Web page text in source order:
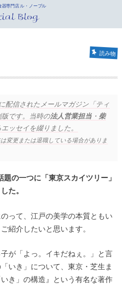
器専門店 ル・ノーブル
読み物
に配信されたメールマガジン「ティ
です。当時の法人営業担当 ・ 柴
ッセイを綴りました。
変更または退職している場合がありま
の一つに「東京スカイツリー」
た。
って、江戸の美学の本質ともい
紹介したいと思います。
が「よっ。イキだねぇ。」と言
いき」について、東京・芝生ま
き」の構造』という有名な著作